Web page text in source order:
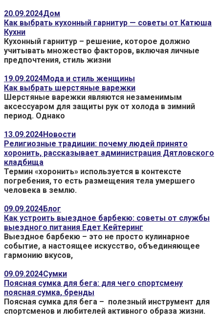
20.09.2024Дом
Как выбрать кухонный гарнитур — советы от Катюша
Кухни
Кухонный гарнитур – решение, которое должно
учитывать множество факторов, включая личные
предпочтения, стиль жизни
19.09.2024Мода и стиль женщины
Как выбрать шерстяные варежки
Шерстяные варежки являются незаменимым
аксессуаром для защиты рук от холода в зимний
период. Однако
13.09.2024Новости
Религиозные традиции: почему людей принято
хоронить, рассказывает администрация Дятловского
кладбища
Термин «хоронить» используется в контексте
погребения, то есть размещения тела умершего
человека в землю.
09.09.2024Блог
Как устроить выездное барбекю: советы от службы
выездного питания Едет Кейтеринг
Выездное барбекю – это не просто кулинарное
событие, а настоящее искусство, объединяющее
гармонию вкусов,
09.09.2024Сумки
Поясная сумка для бега: для чего спортсмену
поясная сумка, бренды
Поясная сумка для бега – полезный инструмент для
спортсменов и любителей активного образа жизни.